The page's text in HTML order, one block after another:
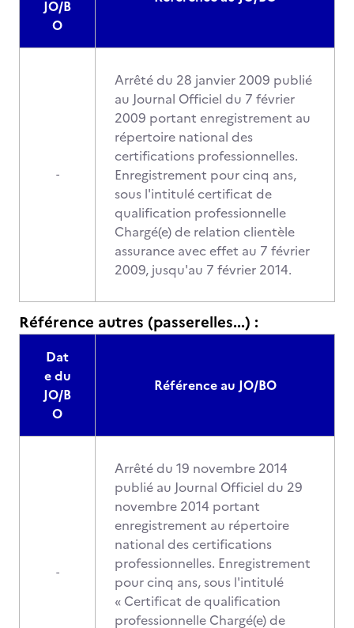
JO/B
O
-
Arrêté du 28 janvier 2009 publié
au Journal Officiel du 7 février
2009 portant enregistrement au
répertoire national des
certifications professionnelles.
Enregistrement pour cinq ans,
sous l'intitulé certificat de
qualification professionnelle
Chargé(e) de relation clientèle
assurance avec effet au 7 février
2009, jusqu'au 7 février 2014.
Référence autres (passerelles...) :
Dat
e du
JO/B
O
Référence au JO/BO
-
Arrêté du 19 novembre 2014
publié au Journal Officiel du 29
novembre 2014 portant
enregistrement au répertoire
national des certifications
professionnelles. Enregistrement
pour cinq ans, sous l'intitulé
« Certificat de qualification
professionnelle Chargé(e) de